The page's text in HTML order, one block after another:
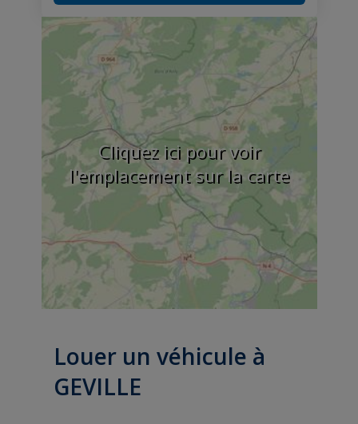
Cliquez ici pour voir
l'emplacement sur la carte
Louer un véhicule à
GEVILLE